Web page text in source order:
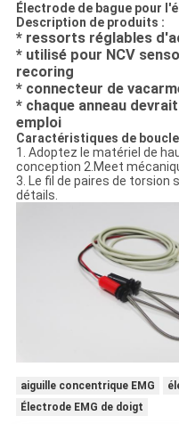
Électrode de bague pour
Description de produits :
* ressorts réglables
* utilisé pour NCV
recoring
* connecteur de
* chaque anneau
emploi
Caractéristiques de
1. Adoptez le matériel de
conception 2.Meet
3. Le fil de paires de
détails.
aiguille concentrique EMG
Électrode EMG de doigt